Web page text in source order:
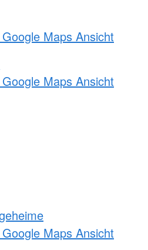
Maps Ansicht
Maps Ansicht
Maps Ansicht